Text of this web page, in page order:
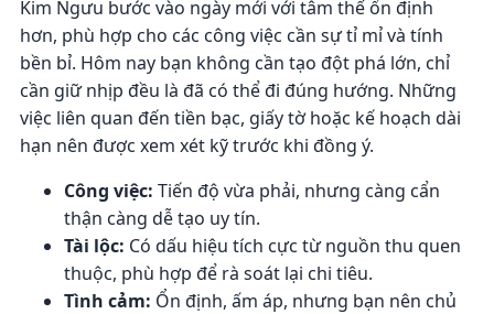
Kim Ngưu bước vào ngày mới với tâm thế ổn định
hơn, phù hợp cho các công việc cần sự tỉ mỉ và tính
bền bỉ. Hôm nay bạn không cần tạo đột phá lớn, chỉ
cần giữ nhịp đều là đã có thể đi đúng hướng. Những
việc liên quan đến tiền bạc, giấy tờ hoặc kế hoạch dài
hạn nên được xem xét kỹ trước khi đồng ý.
Công việc: Tiến độ vừa phải, nhưng càng cẩn
thận càng dễ tạo uy tín.
Tài lộc: Có dấu hiệu tích cực từ nguồn thu quen
thuộc, phù hợp để rà soát lại chi tiêu.
Tình cảm: Ổn định, ấm áp, nhưng bạn nên chủ